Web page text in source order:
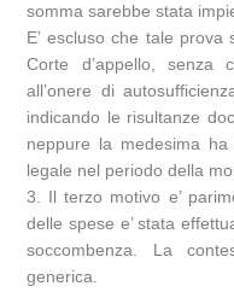
somma sarebbe stata
E’ escluso che tale
Corte d’appello, senza
all’onere di
indicando le risultanze
neppure la medesima
legale nel periodo della
3. Il terzo motivo e’
delle spese e’ stata
soccombenza. La
generica.